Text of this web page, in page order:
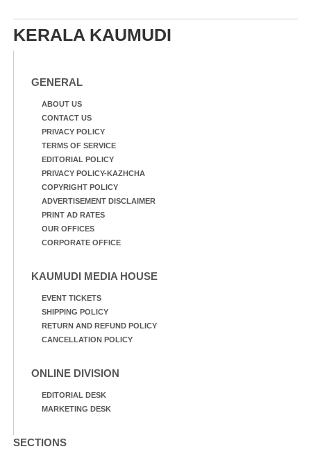
KERALA KAUMUDI
GENERAL
ABOUT US
CONTACT US
PRIVACY POLICY
TERMS OF SERVICE
EDITORIAL POLICY
PRIVACY POLICY-KAZHCHA
COPYRIGHT POLICY
ADVERTISEMENT DISCLAIMER
PRINT AD RATES
OUR OFFICES
CORPORATE OFFICE
KAUMUDI MEDIA HOUSE
EVENT TICKETS
SHIPPING POLICY
RETURN AND REFUND POLICY
CANCELLATION POLICY
ONLINE DIVISION
EDITORIAL DESK
MARKETING DESK
SECTIONS